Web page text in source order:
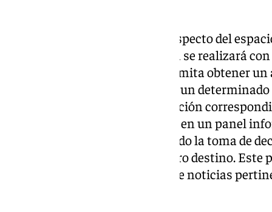
La gestión del aparcamiento respecto del
de Cabo de Gata y La Almadraba se realizará
matrículas, de forma que se permita obtener
vehículos que han accedido por un
momento concreto. La información
estacionamiento se visualizará en un panel
barriada de Retamar, permitiendo la toma de
a esa playa concreta o tomar otro destino.
para informar a la ciudadanía de noticias